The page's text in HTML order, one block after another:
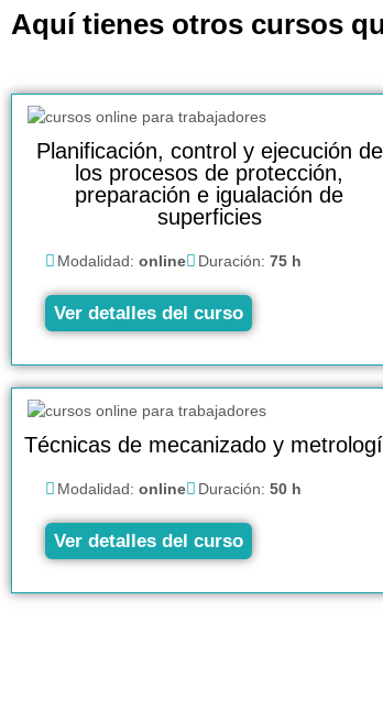
Aquí tienes otros cursos
Planificación, control y ejecución de
los procesos de protección,
preparación e igualación de
superficies
Modalidad: online Duración: 75 h
Ver detalles del curso
Técnicas de mecanizado y
Modalidad: online Duración: 50 h
Ver detalles del curso